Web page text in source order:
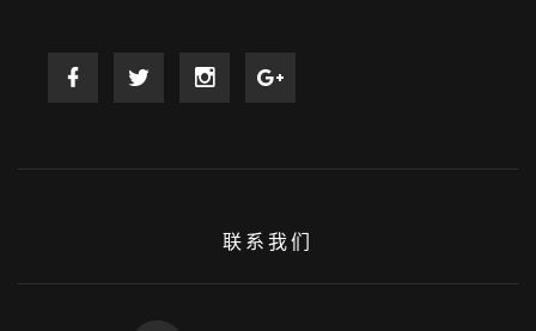
联系我们